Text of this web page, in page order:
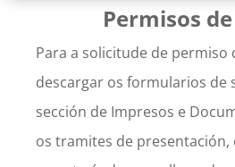
Permisos
Para a solicitude de permiso
descargar os formularios de
sección de Impresos e
os tramites de presentación,